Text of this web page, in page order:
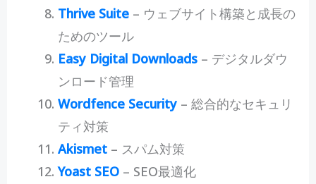
Thrive Suite– ウェブサイト構築と成長の
ためのツール
Easy Digital Downloads– デジタルダウ
ンロード管理
Wordfence Security– 総合的なセキュリ
ティ対策
Akismet– スパム対策
Yoast SEO– SEO最適化